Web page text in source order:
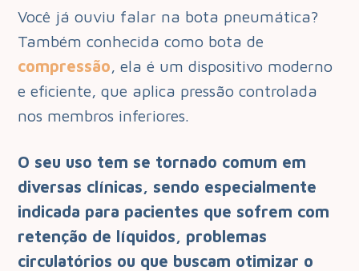
Você já ouviu falar na bota pneumática?
Também conhecida como bota de
compressão, ela é um dispositivo moderno
e eficiente, que aplica pressão controlada
nos membros inferiores.
O seu uso tem se tornado comum em
diversas clínicas, sendo especialmente
indicada para pacientes que sofrem com
retenção de líquidos, problemas
circulatórios ou que buscam otimizar o